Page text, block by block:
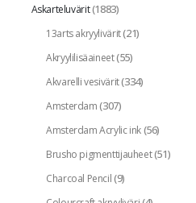
Askarteluvärit(1883)
13arts akryylivärit(21)
Akryylilisäaineet(55)
Akvarelli vesivärit(334)
Amsterdam(307)
Amsterdam Acrylic ink(56)
Brusho pigmenttijauheet(51)
Charcoal Pencil(9)